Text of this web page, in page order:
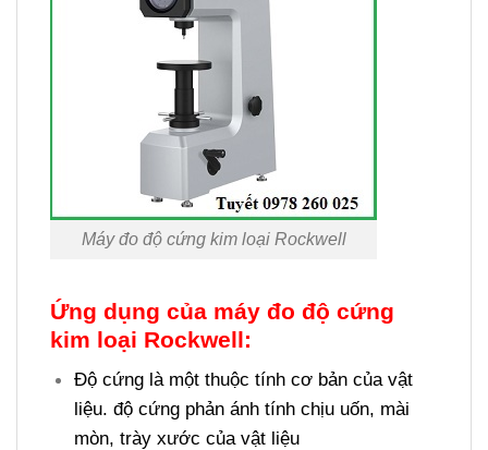
Máy đo độ cứng kim loại Rockwell
Ứng dụng của máy đo độ cứng
kim loại Rockwell:
Độ cứng là một thuộc tính cơ bản của vật
liệu. độ cứng phản ánh tính chịu uốn, mài
mòn, trày xước của vật liệu